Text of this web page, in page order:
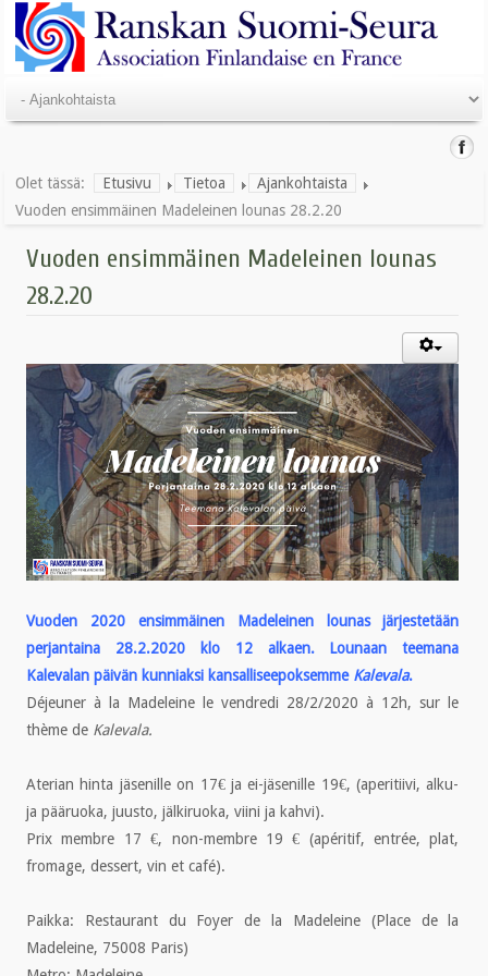
Olet tässä: Etusivu Tietoa
Ajankohtaista
Vuoden ensimmäinen Madeleinen lounas 28.2.20
Vuoden ensimmäinen Madeleinen lounas
28.2.20
Vuoden 2020 ensimmäinen Madeleinen lounas järjestetään
perjantaina 28.2.2020 klo 12 alkaen. Lounaan teemana
Kalevalan päivän kunniaksi kansalliseepoksemme Kalevala.
Déjeuner à la Madeleine le vendredi 28/2/2020 à 12h, sur le
thème de Kalevala.
Aterian hinta jäsenille on 17€ ja ei-jäsenille 19€, (aperitiivi, alku-
ja pääruoka, juusto, jälkiruoka, viini ja kahvi).
Prix membre 17 €, non-membre 19 € (apéritif, entrée, plat,
fromage, dessert, vin et café).
Paikka: Restaurant du Foyer de la Madeleine (Place de la
Madeleine, 75008 Paris)